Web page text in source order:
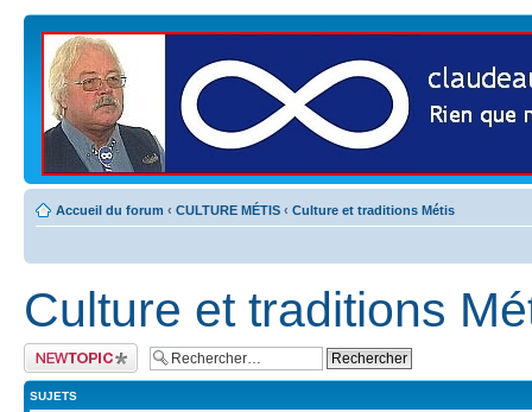
Accueil du forum ‹ CULTURE MÉTIS ‹ Culture et traditions Métis
Culture et traditions
Publier un nouveau
sujet
SUJETS